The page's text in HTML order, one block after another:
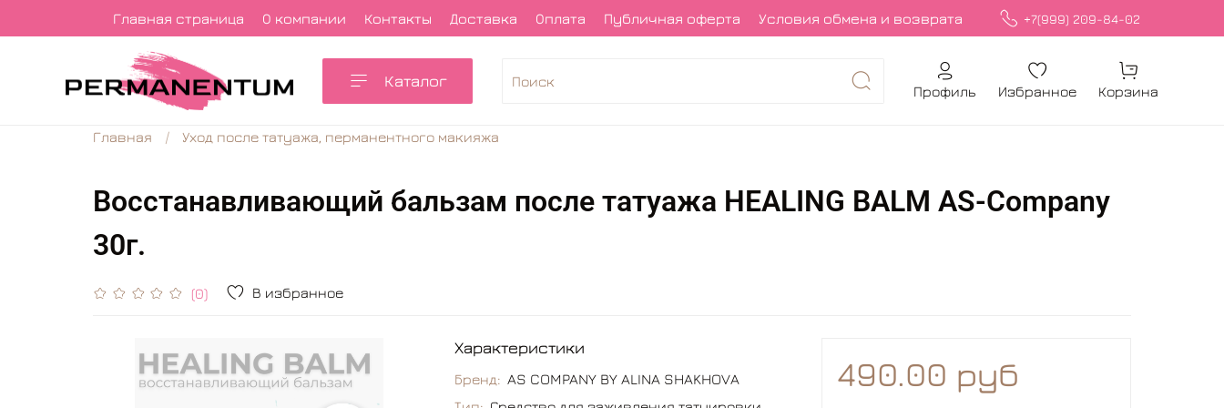
Главная страница О компании Контакты Доставка Оплата Публичная оферта Условия обмена и возврата +7(999) 209-84-02
Каталог
Профиль Избранное Корзина
Главная Уход после татуажа, перманентного макияжа
Восстанавливающий бальзам после татуажа HEALING BALM AS-Company
30г.
(0) В избранное
Характеристики
Бренд: AS COMPANY BY ALINA SHAKHOVA
490.00 руб